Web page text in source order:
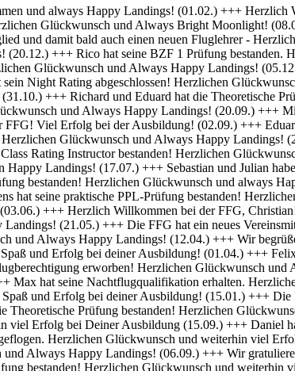
+++ Herzlich Willkommen bei der FFG, Tim-Oliver! Viel Spaß und Erfolg bei deiner Ausbildung! (01.04.) +++ Felix und Norman haben die Nachtflugberechtigung erworben! Herzlichen Glückwunsch und Always Bright Moonlight! (18.03.) +++ Daniel hat die Nachtflugberechtigung erworben! Herzlichen Glückwunsch und Always Bright Moonlight! (29.02.) +++ Stefan hat seine praktische PPL-Prüfung bestanden! Gratulation und weiterhin Happy Landings! (16.02.) +++ Max hat seine Nachtflugqualifikation erhalten. Herzlichen Glückwünsch und Always happy landings! (28.01.) +++ >>> Bristell D-ENYY eingetroffen <<< Herzlich Willkommen bei der FFG, Eduard! Viel Spaß und Erfolg bei deiner Ausbildung! (15.01.) +++ Die FFG hat zwei neue Mitglieder und Flugschüler. Herzlich willkommen an Viveik und Tim und viel Spaß bei der Ausbildung (01.12.) +++ Clemens hat die Theoretische Prüfung bestanden! Herzlichen Glückwunsch und weiterhin viel Erfolg bei Deiner Ausbildung (16.11.) +++ André hat seinen ersten Alleinflug absolviert! Herzlichen Glückwunsch und weiterhin viel Erfolg bei Deiner Ausbildung (15.09.) +++ Daniel hat seine PPL-Prüfung bestanden! Herzlichen Glückwunsch und weiterhin Happy Landings! (11.09.) +++ Clemens ist seine ersten Solo Platzrunden geflogen. Herzlichen Glückwunsch und weiterhin viel Erfolg bei Deiner Ausbildung (09.09.) +++ Stefan hat seine Instrumentenflugberechtigung erworben! Herzlichen Glückwunsch und Always Happy Landings! (06.09.) +++ Wir gratulieren Marc zum ersten Soloflug! Herzlichen Glückwunsch und weiterhin viel Erfolg bei Deiner Ausbildung (24.08.) +++ Vincent hat seine theoretische Prüfung bestanden! Herzlichen Glückwunsch und weiterhin viel Erfolg bei Deiner Ausbildung (10.08.) +++ Stefan hat seine Theorieprüfung bestanden! Herzlichen Glückwunsch und weiterhin viel Erfolg bei Deiner Ausbildung (27.07.) +++ Julian hat die IR-Prüfung bestanden! Herzlichen Glückwunsch und Always Happy Landings. (25.07.) +++ Oliver hat die Praktische Prüfung bestanden! Herzlichen Glückwunsch und Always Happy Landings. (12.06.) +++ Und eine PPL mehr.... Glückwunsch Luis zur Lizenz. (27.04.) +++ Michel und Clemens haben heute die Theoretische Prüfung bestanden! Glückwunsch euch beiden und viel Erfolg bei der Praxis. (06.04.) +++ Daniel hat seine LAPL-Prüfung bestanden! Herzlichen Glückwunsch und Always Happy Landings. (29.03.) +++ Glückwunsch zum ersten Solo, Stefan! Ein denkwürdiger Tag im Leben eines jeden Piloten. (17.03.) +++ Die FFG hat ein neues Mitglied und erfahrenen Piloten bekommen! Willkommen Hermann und viel Spaß in der FFG. (01.03.) +++ Daniel hat heute die Theoretische Prüfung bestanden! Gratulation und